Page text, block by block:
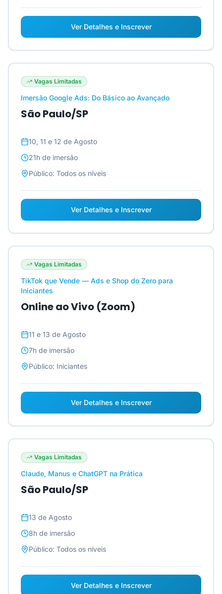
Ver Detalhes e Inscrever
Vagas Limitadas
Imersão Google Ads: Do Básico ao Avançado
São Paulo/SP
10, 11 e 12 de Agosto
21h de imersão
Público: Todos os níveis
Ver Detalhes e Inscrever
Vagas Limitadas
TikTok que Vende — Ads e Shop do Zero para
Iniciantes
Online ao Vivo (Zoom)
11 e 13 de Agosto
7h de imersão
Público: Iniciantes
Ver Detalhes e Inscrever
Vagas Limitadas
Claude, Manus e ChatGPT na Prática
São Paulo/SP
13 de Agosto
8h de imersão
Público: Todos os níveis
Ver Detalhes e Inscrever